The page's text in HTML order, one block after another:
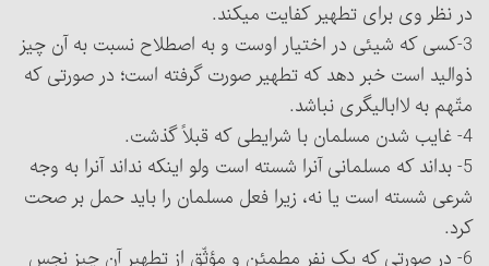
در نظر وی برای تطهیر کفایت می‏کند.
3-کسی که شیئی در اختیار اوست و به اصطلاح نسبت به آن چیز
ذوالید است خبر دهد که تطهیر صورت گرفته است؛ در صورتی که
متّهم به لاابالی‏گری نباشد.
4- غایب شدن مسلمان با شرایطی که قبلاً گذشت.
5- بداند که مسلمانی آن‎را شسته است ولو اینکه نداند آن‎را به وجه
شرعی شسته است یا نه، زیرا فعل مسلمان را باید حمل بر صحت
کرد.
6- در صورتی که یک نفر مطمئن و مؤثّق از تطهیر آن چیز نجس